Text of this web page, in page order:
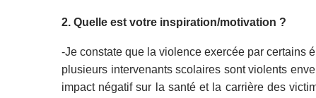
2. Quelle est votre inspiration/motivation ?
-Je constate que la violence exercée par certains
plusieurs intervenants scolaires sont violents
impact négatif sur la santé et la carrière des